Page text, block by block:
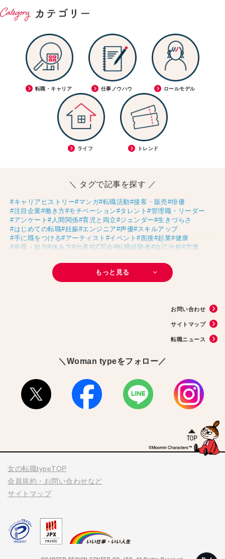
転職・キャリア 仕事ノウハウ ロールモデル
ライフ トレンド
＼ タグで記事を探す ／
#キャリアヒストリー#マンガ#転職活動#接客・販売#俳優
#注目企業#働き方#モチベーション#タレント #管理職・リーダー
#アンケート #人間関係#育児と両立#ジェンダー#生きづらさ
#はじめての転職#妊娠#エンジニア#声優#スキルアップ
#手に職をつける#アーティスト #イベント #面接#起業#健康
#年収・給与#休み方#出産#試写会#転職経験者#自己分析#営業
#30代の転職#Meets！#チームビルディング#お金
#リモートワーク
#パラレルキャリア#D＆I
#大木亜希子
#生産性アップ#恋愛#不妊治療#人事#アナウンサー
#タスク管理
もっと見る
お問い合わせ
サイトマップ
転職ニュース
＼Woman typeをフォロー／
女の転職typeTOP
会員規約・お問い合わせなど
サイトマップ